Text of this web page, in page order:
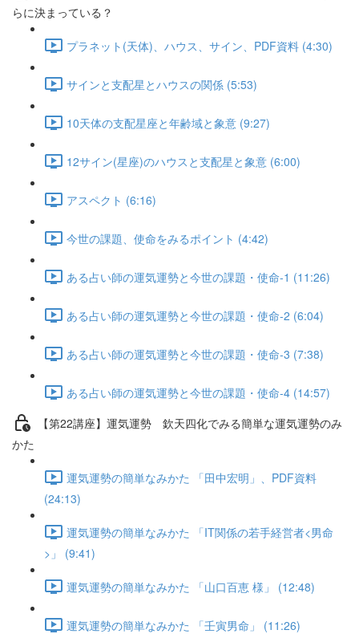
らに決まっている？
プラネット(天体)、ハウス、サイン、PDF資料 (4:30)
サインと支配星とハウスの関係 (5:53)
10天体の支配星座と年齢域と象意 (9:27)
12サイン(星座)のハウスと支配星と象意 (6:00)
アスペクト (6:16)
今世の課題、使命をみるポイント (4:42)
ある占い師の運気運勢と今世の課題・使命-1 (11:26)
ある占い師の運気運勢と今世の課題・使命-2 (6:04)
ある占い師の運気運勢と今世の課題・使命-3 (7:38)
ある占い師の運気運勢と今世の課題・使命-4 (14:57)
【第22講座】運気運勢 欽天四化でみる簡単な運気運勢のみ
かた
運気運勢の簡単なみかた 「田中宏明」、PDF資料
(24:13)
運気運勢の簡単なみかた 「IT関係の若手経営者<男命
>」 (9:41)
運気運勢の簡単なみかた 「山口百恵 様」 (12:48)
運気運勢の簡単なみかた 「壬寅男命」 (11:26)